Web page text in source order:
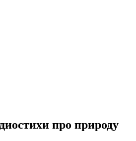
про природу